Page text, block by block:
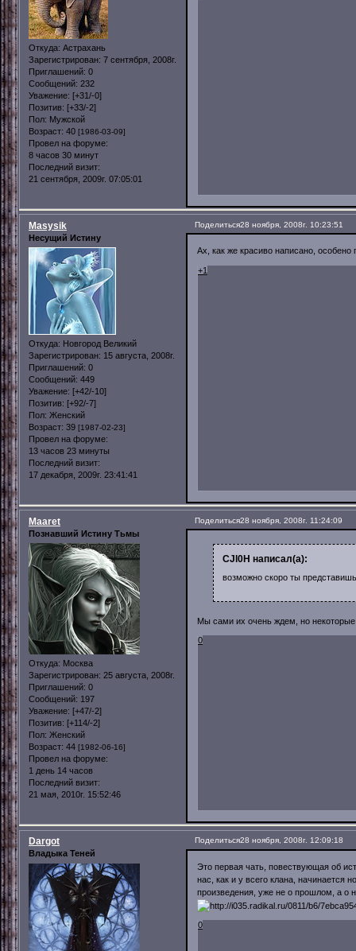
Откуда: Астрахань
Зарегистрирован: 7 сентября, 2008г.
Приглашений: 0
Сообщений: 232
Уважение: [+31/-0]
Позитив: [+33/-2]
Пол: Мужской
Возраст: 40 [1986-03-09]
Провел на форуме:
8 часов 30 минут
Последний визит:
21 сентября, 2009г. 07:05:01
Поделиться28 ноября, 2008г. 10:23:51
Masysik
Несущий Истину
Откуда: Новгород Великий
Зарегистрирован: 15 августа, 2008г.
Приглашений: 0
Сообщений: 449
Уважение: [+42/-10]
Позитив: [+92/-7]
Пол: Женский
Возраст: 39 [1987-02-23]
Провел на форуме:
13 часов 23 минуты
Последний визит:
17 декабря, 2009г. 23:41:41
Ах, как же красиво написано, особено
+1
Поделиться28 ноября, 2008г. 11:24:09
Maaret
Познавший Истину Тьмы
Откуда: Москва
Зарегистрирован: 25 августа, 2008г.
Приглашений: 0
Сообщений: 197
Уважение: [+47/-2]
Позитив: [+114/-2]
Пол: Женский
Возраст: 44 [1982-06-16]
Провел на форуме:
1 день 14 часов
Последний визит:
21 мая, 2010г. 15:52:46
CJl0H написал(а):
возможно скоро ты
Мы сами их очень ждем, но
0
Поделиться28 ноября, 2008г. 12:09:18
Dargot
Владыка Теней
Это первая чать, повествующая об
нас, как и у всего клана, начинается
произведения, уже не о прошлом, а о
0